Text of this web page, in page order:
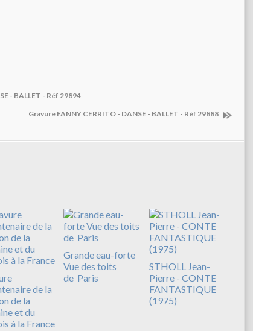
- BALLET - Réf 29894
Gravure FANNY CERRITO - DANSE - BALLET - Réf 29888
de la
de la
et du
à la France
Grande eau-forte
Vue des toits
de Paris
STHOLL Jean-
Pierre - CONTE
FANTASTIQUE
(1975)